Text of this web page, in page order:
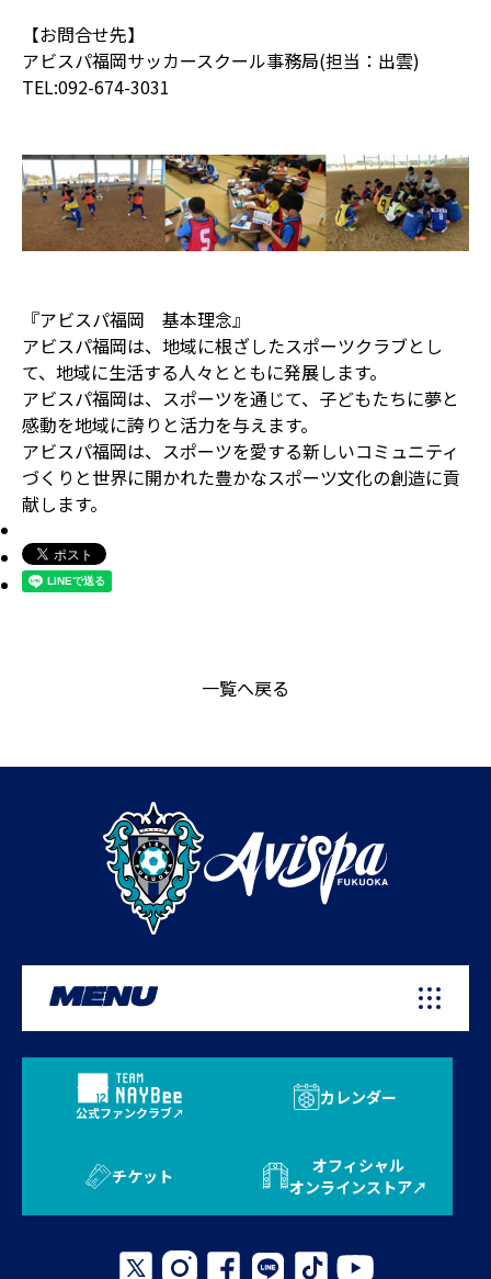
【お問合せ先】
アビスパ福岡サッカースクール事務局(担当：出雲)
TEL:092-674-3031
『アビスパ福岡 基本理念』
アビスパ福岡は、地域に根ざしたスポーツクラブとし
て、地域に生活する人々とともに発展します。
アビスパ福岡は、スポーツを通じて、子どもたちに夢と
感動を地域に誇りと活力を与えます。
アビスパ福岡は、スポーツを愛する新しいコミュニティ
づくりと世界に開かれた豊かなスポーツ文化の創造に貢
献します。
一覧へ戻る
MENU
公式ファンクラブ
カレンダー
チケット
オフィシャル
オンラインストア